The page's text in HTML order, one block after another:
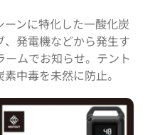
ンに特化した一酸化炭
発電機などから発生す
ムでお知らせ。テント
中毒を未然に防止。